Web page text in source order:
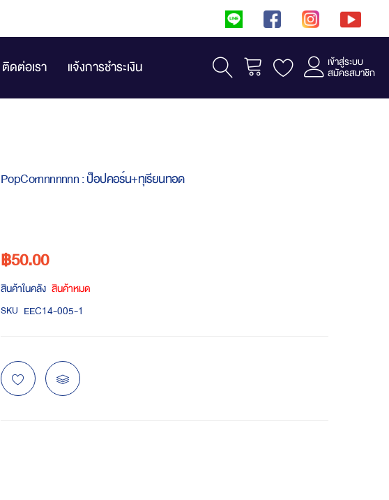
ติดต่อเรา แจ้งการชำระเงิน รถเข็น เข้าสู่ระบบ
สมัครสมาชิก
PopCornnnnnnn : ป็อปคอร์น+ทุเรียนทอด
฿50.00
สินค้าในคลัง สินค้าหมด
SKU EEC14-005-1